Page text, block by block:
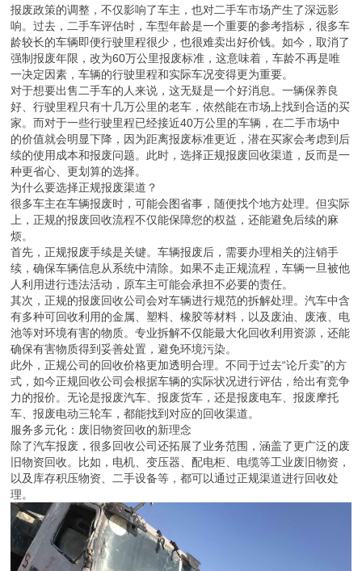
报废政策的调整，不仅影响了车主，也对二手车市场产生了深远影
响。过去，二手车评估时，车型年龄是一个重要的参考指标，很多车
龄较长的车辆即便行驶里程很少，也很难卖出好价钱。如今，取消了
强制报废年限，改为60万公里报废标准，这意味着，车龄不再是唯
一决定因素，车辆的行驶里程和实际车况变得更为重要。
对于想要出售二手车的人来说，这无疑是一个好消息。一辆保养良
好、行驶里程只有十几万公里的老车，依然能在市场上找到合适的买
家。而对于一些行驶里程已经接近40万公里的车辆，在二手市场中
的价值就会明显下降，因为距离报废标准更近，潜在买家会考虑到后
续的使用成本和报废问题。此时，选择正规报废回收渠道，反而是一
种更省心、更划算的选择。
为什么要选择正规报废渠道？
很多车主在车辆报废时，可能会图省事，随便找个地方处理。但实际
上，正规的报废回收流程不仅能保障您的权益，还能避免后续的麻
烦。
首先，正规报废手续是关键。车辆报废后，需要办理相关的注销手
续，确保车辆信息从系统中清除。如果不走正规流程，车辆一旦被他
人利用进行违法活动，原车主可能会承担不必要的责任。
其次，正规的报废回收公司会对车辆进行规范的拆解处理。汽车中含
有多种可回收利用的金属、塑料、橡胶等材料，以及废油、废液、电
池等对环境有害的物质。专业拆解不仅能最大化回收利用资源，还能
确保有害物质得到妥善处置，避免环境污染。
此外，正规公司的回收价格更加透明合理。不同于过去“论斤卖”的方
式，如今正规回收公司会根据车辆的实际状况进行评估，给出有竞争
力的报价。无论是报废汽车、报废货车，还是报废电车、报废摩托
车、报废电动三轮车，都能找到对应的回收渠道。
服务多元化：废旧物资回收的新理念
除了汽车报废，很多回收公司还拓展了业务范围，涵盖了更广泛的废
旧物资回收。比如，电机、变压器、配电柜、电缆等工业废旧物资，
以及库存积压物资、二手设备等，都可以通过正规渠道进行回收处
理。